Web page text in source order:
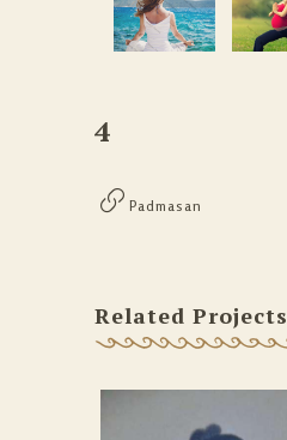
4
Padmasan
Related Projects